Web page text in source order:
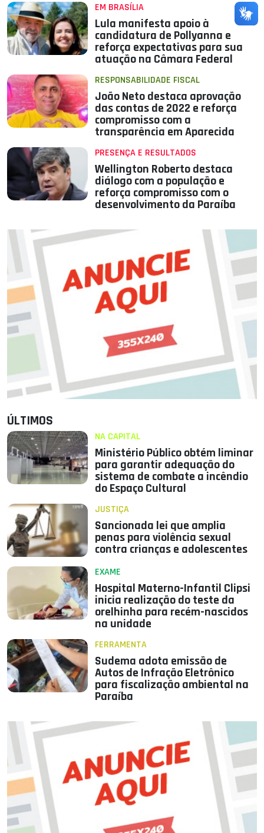
EM BRASÍLIA
Lula manifesta apoio à
candidatura de Pollyanna e
reforça expectativas para sua
atuação na Câmara Federal
RESPONSABILIDADE FISCAL
João Neto destaca aprovação
das contas de 2022 e reforça
compromisso com a
transparência em Aparecida
PRESENÇA E RESULTADOS
Wellington Roberto destaca
diálogo com a população e
reforça compromisso com o
desenvolvimento da Paraíba
ÚLTIMOS
NA CAPITAL
Ministério Público obtém liminar
para garantir adequação do
sistema de combate a incêndio
do Espaço Cultural
JUSTIÇA
Sancionada lei que amplia
penas para violência sexual
contra crianças e adolescentes
EXAME
Hospital Materno-Infantil Clipsi
inicia realização do teste da
orelhinha para recém-nascidos
na unidade
FERRAMENTA
Sudema adota emissão de
Autos de Infração Eletrônico
para fiscalização ambiental na
Paraíba